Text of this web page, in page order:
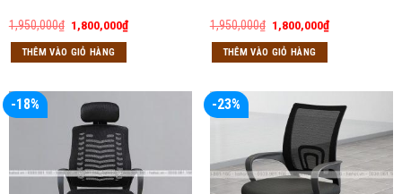
1,950,000₫ Giá
gốc
là:
1,950,000₫.
1,800,000₫Giá
hiện
THÊM VÀO GIỎ HÀNG
1,950,000₫ Giá
gốc
là:
1,950,000₫.
1,800,000₫Giá
hiện
THÊM VÀO GIỎ HÀNG
-18% -23%